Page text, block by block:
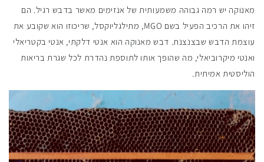
מאנוקה יש רמה גבוהה משמעותית של אנזימים מאשר בדבש רגיל. הם
זיהו את הרכיב הפעיל בשם MGO, מתילגליוקסל, שריכוזו הוא שקובע את
עוצמת הדבש שבצנצנת. דבש מאנוקה הוא אנטי דלקתי, אנטי בקטריאלי
ואנטי מיקרוביאלי, מה שהופך אותו לתוספת נהדרת לכל שגרת בריאות
הוליסטית אמיתית.